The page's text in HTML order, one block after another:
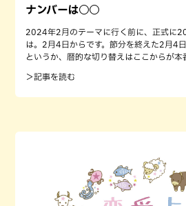
ナンバーは○○
2024年2月のテーマに行く前に、正式に
は。2月4日からです。節分を終えた2月4
というか、暦的な切り替えはここからが本
＞記事を読む